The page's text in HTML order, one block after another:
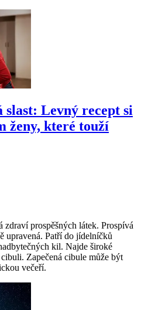
slast: Levný recept si
ženy, které touží
zdraví prospěšných látek. Prospívá
upravená. Patří do jídelníčků
kil. Najde široké
Zapečená cibule může být
večeří.